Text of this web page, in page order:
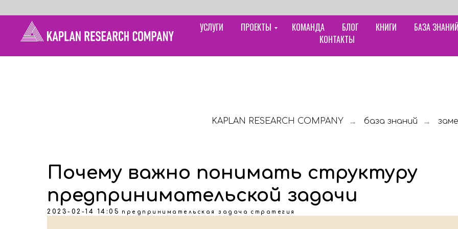
УСЛУГИ ПРОЕКТЫ КОМАНДА БЛОГ КНИГИ
БАЗА ЗНАНИЙ
КОНТАКТЫ
KAPLAN RESEARCH COMPANY → база знаний →
Почему важно понимать структуру
предпринимательской задачи
2023-02-14 14:05 предпринимательская задача стратегия